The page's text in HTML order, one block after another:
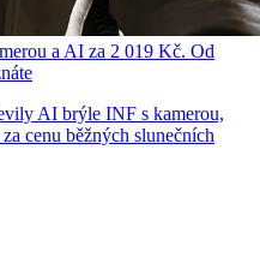
a AI za 2 019 Kč. Od
AI brýle INF s kamerou,
cenu běžných slunečních